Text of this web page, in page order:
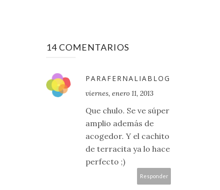
14 COMENTARIOS
PARAFERNALIABLOG
viernes, enero 11, 2013
Que chulo. Se ve súper
amplio además de
acogedor. Y el cachito
de terracita ya lo hace
perfecto ;)
Responder